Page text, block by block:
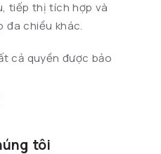
tiếp thị tích hợp và
đa chiều khác.
cả quyền được bảo
tôi